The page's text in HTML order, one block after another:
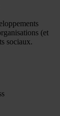
(et
sociaux.